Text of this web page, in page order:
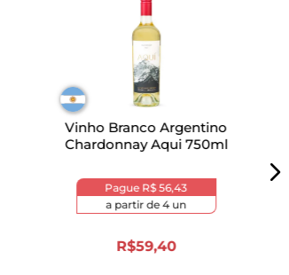
Vinho Branco Argentino
Chardonnay Aqui 750ml
Pague R$ 56,43
a partir de4un
R$59,40